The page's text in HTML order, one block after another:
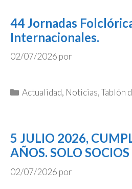
44 Jornadas
Internacionales.
02/07/2026 por
Categorías
Actualidad, Noticias,Tablón
5 JULIO 2026,
AÑOS. SOLO SOCIOS
02/07/2026 por